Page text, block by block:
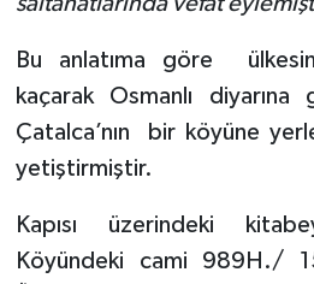
Bu anlatıma göre
kaçarak Osmanlı
Çatalca’nın
bir köyüne
yetiştirmiştir.
Kapısı üzerindeki
Köyündeki cami 989H./